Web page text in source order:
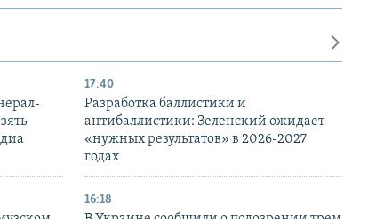
17:40
Разработка баллистики и
антибаллистики: Зеленский ожидает
«нужных результатов» в 2026-2027
годах
16:18